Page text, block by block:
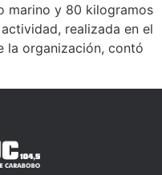
marino y 80 kilogramos
realizada en el
la organización, contó